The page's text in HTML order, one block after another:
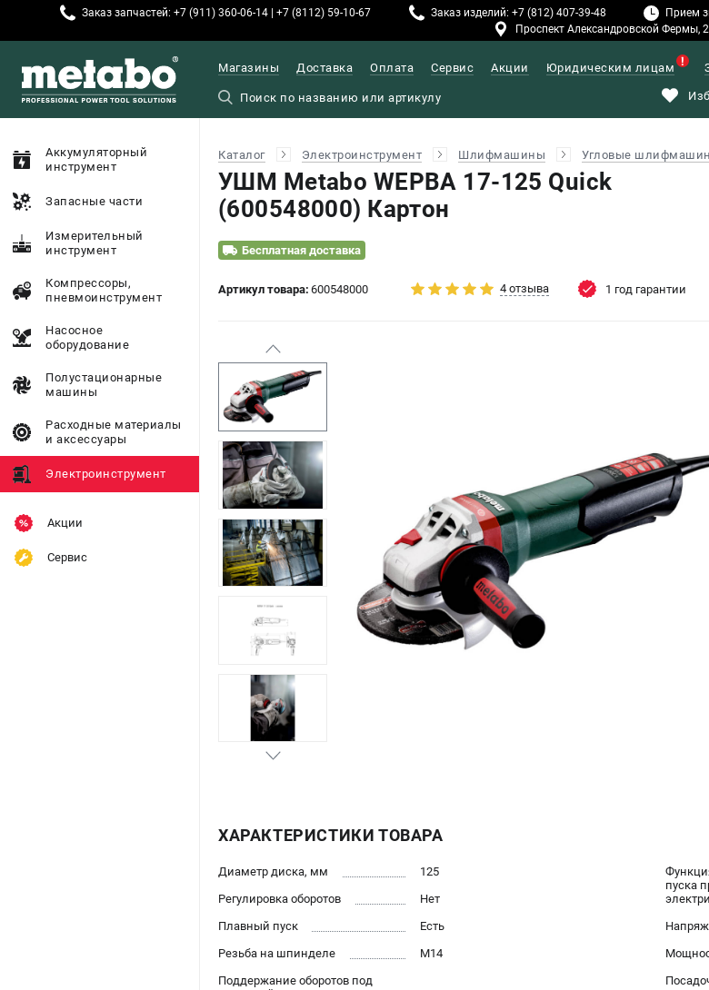
Заказ запчастей: +7 (911) 360-06-14 | +7 (8112) 59-10-67 Заказ изделий: +7 (812) 407-39-48 Прием
Проспект Александровской Фермы,
Магазины Доставка Оплата Сервис Акции Юридическим лицам
Аккумуляторный
инструмент
Запасные части
Измерительный
инструмент
Компрессоры,
пневмоинструмент
Насосное
оборудование
Полустационарные
машины
Расходные материалы
и аксессуары
Электроинструмент
Акции
Сервис
Каталог Электроинструмент Шлифмашины Угловые
УШМ Metabo WEPBA 17-125 Quick
(600548000) Картон
Бесплатная доставка
Артикул товара: 600548000 4 отзыва 1 год гарантии
ХАРАКТЕРИСТИКИ ТОВАРА
Диаметр диска, мм
125
Регулировка оборотов
Нет
Плавный пуск
Есть
Резьба на шпинделе
М14
Поддержание оборотов под
пуска